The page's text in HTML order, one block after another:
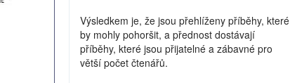
Výsledkem je, že jsou přehlíženy příběhy, které
by mohly pohoršit, a přednost dostávají
příběhy, které jsou přijatelné a zábavné pro
větší počet čtenářů.